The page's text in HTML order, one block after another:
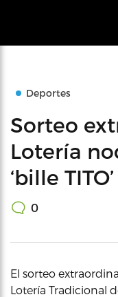
Deportes
Sorteo
Lotería
‘bille TITO’
0
El sorteo
Lotería Tradicional